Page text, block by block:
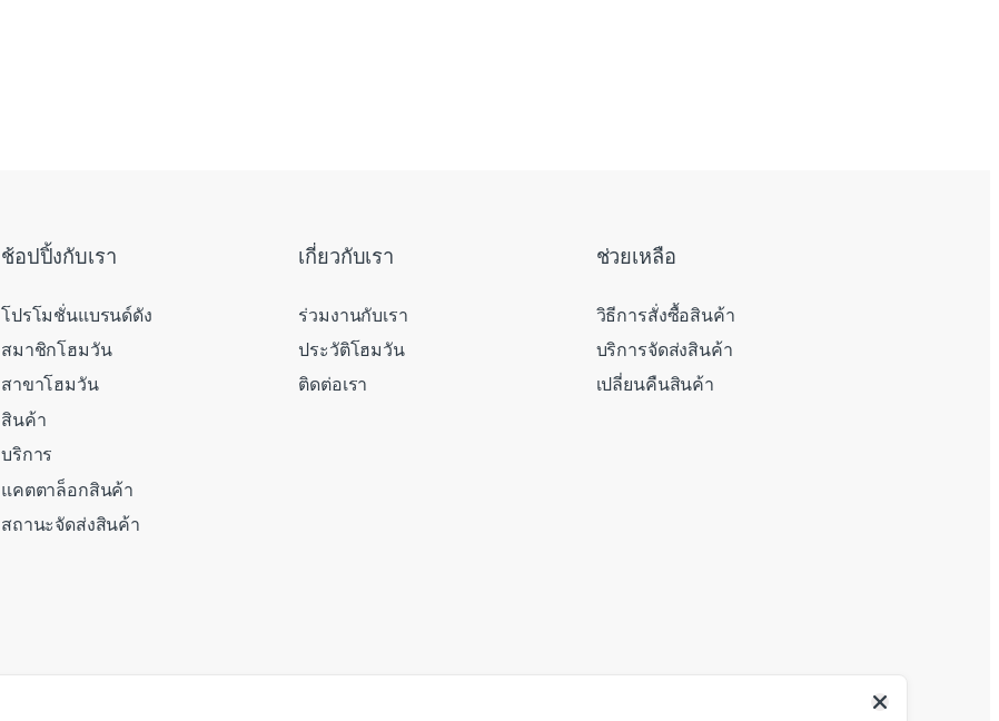
ช้อปปิ้งกับเรา
โปรโมชั่นแบรนด์ดัง
สมาชิกโฮมวัน
สาขาโฮมวัน
สินค้า
บริการ
แคตตาล็อกสินค้า
สถานะจัดส่งสินค้า
เกี่ยวกับเรา
ร่วมงานกับเรา
ประวัติโฮมวัน
ติดต่อเรา
ช่วยเหลือ
วิธีการสั่งซื้อสินค้า
บริการจัดส่งสินค้า
เปลี่ยนคืนสินค้า